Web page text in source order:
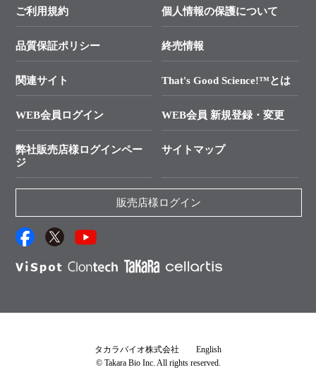
価格改定のご案内
技術セミナーのご案内
タカラバイオ発表文献
クローニング実験ガイド
SMARTer NGSポータルサイト
プライマー設計
制限酵素切断サイトの検索
ユーザーズボイス集
抗体検索サイト
├ 実験コンシェルジュ
├ 受託サービスお問い合わせ
資料請求 機器関連
資料請求 受託関連
資料請求 核酸抽出・精製カタログ
サンプル請求一覧
プロトコール集
説明書・CoA・SDSを探す
ご利用規約 個人情報の保護について
品質保証ポリシー 終売情報
関連サイト That's Good Science!™とは
WEB会員ログイン WEB会員 新規登録・変更
弊社販売店様ログインペー
ジ
サイトマップ
販売店様ログイン
タカラバイオ株式会社
English
© Takara Bio Inc. All rights reserved.